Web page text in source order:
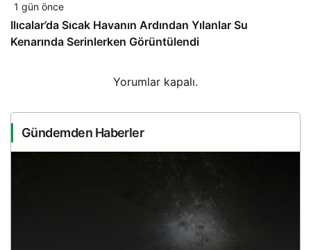
1 gün önce
Ilıcalar’da Sıcak Havanın Ardından Yılanlar Su
Kenarında Serinlerken Görüntülendi
Yorumlar kapalı.
Gündemden Haberler